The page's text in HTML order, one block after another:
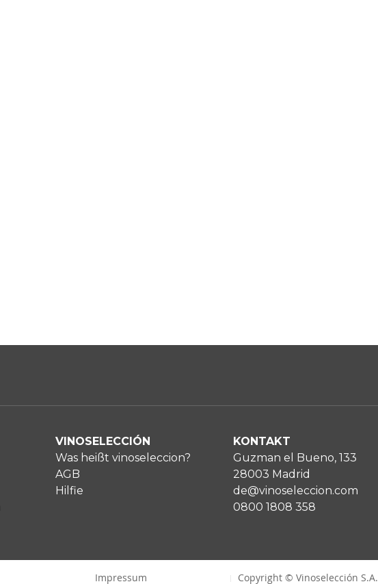
VINOSELECCIÓN
Was heißt vinoseleccion?
AGB
Hilfie
KONTAKT
Guzman el Bueno, 133
28003 Madrid
de@vinoseleccion.com
0800 1808 358
Impressum Copyright © Vinoselección S.A.